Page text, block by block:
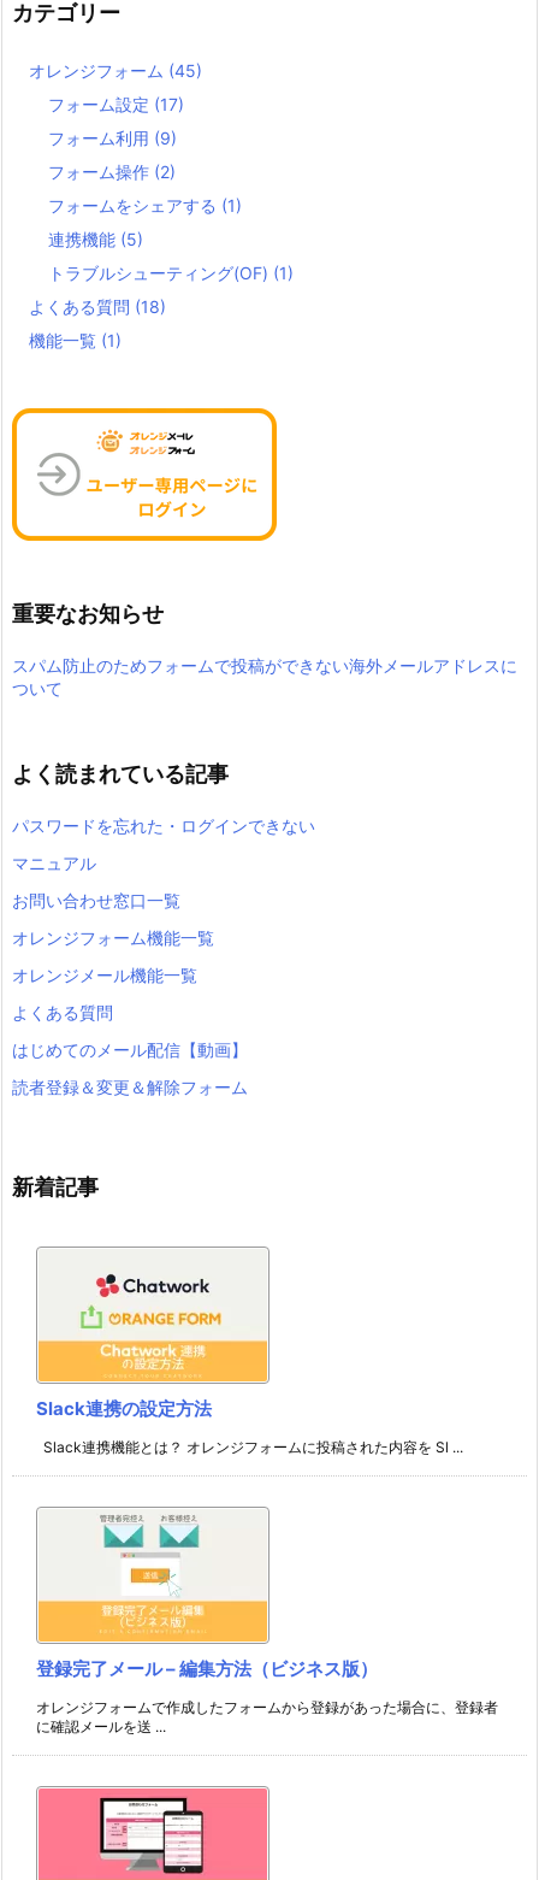
カテゴリー
オレンジフォーム (45)
フォーム設定 (17)
フォーム利用 (9)
フォーム操作 (2)
フォームをシェアする (1)
連携機能 (5)
トラブルシューティング(OF) (1)
よくある質問 (18)
機能一覧 (1)
重要なお知らせ
スパム防止のためフォームで投稿ができない海外メールアドレスに
ついて
よく読まれている記事
パスワードを忘れた・ログインできない
マニュアル
お問い合わせ窓口一覧
オレンジフォーム機能一覧
オレンジメール機能一覧
よくある質問
はじめてのメール配信【動画】
読者登録＆変更＆解除フォーム
新着記事
Slack連携の設定方法
Slack連携機能とは？ オレンジフォームに投稿された内容を Sl ...
登録完了メール – 編集方法（ビジネス版）
オレンジフォームで作成したフォームから登録があった場合に、登録者
に確認メールを送 ...